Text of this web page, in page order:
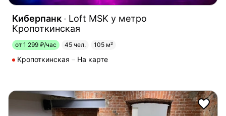
Киберпанк
Loft MSK у метро
Кропоткинская
от 1 299 ₽/час 45 чел. 105 м²
Кропоткинская На карте